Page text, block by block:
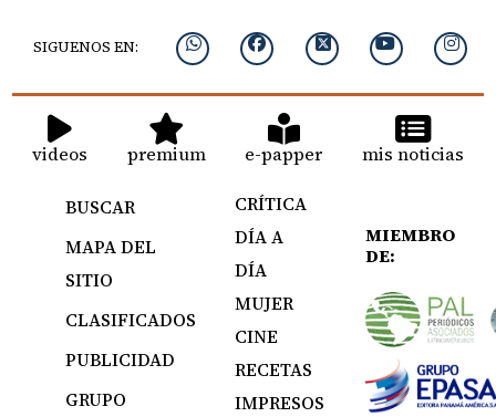
SIGUENOS EN:
videos premium e-papper mis noticias
BUSCAR
MAPA DEL
SITIO
CLASIFICADOS
PUBLICIDAD
GRUPO
CRÍTICA
DÍA A
DÍA
MUJER
CINE
RECETAS
IMPRESOS
MIEMBRO
DE: